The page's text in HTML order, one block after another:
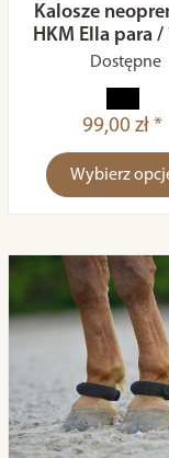
Kalosze
HKM Ella para /
Dostępne
99,00 zł *
Wybierz